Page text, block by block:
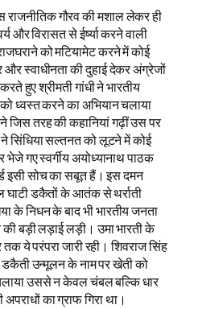
राजनीतिक गौरव की मशाल लेकर ही
और विरासत से ईर्ष्या करने वाली
को मटियामेट करने में कोई
स्वाधीनता की दुहाई देकर अंग्रेजों
हुए श्रीमती गांधी ने भारतीय
को ध्वस्त करने का अभियान चलाया
जिस तरह की कहानियां गढ़ीं उस पर
ने सिंधिया सल्तनत को लूटने में कोई
गए स्वर्गीय अयोध्यानाथ पाठक
इसी सोच का सबूत हैं। इस दमन
घाटी डकैतों के आतंक से थर्राती
के निधन के बाद भी भारतीय जनता
की बड़ी लड़ाई लड़ी। उमा भारती के
ये परंपरा जारी रही। शिवराज सिंह
डकैती उन्मूलन के नाम पर खेती को
उससे न केवल चंबल बल्कि धार
का ग्राफ गिरा था।